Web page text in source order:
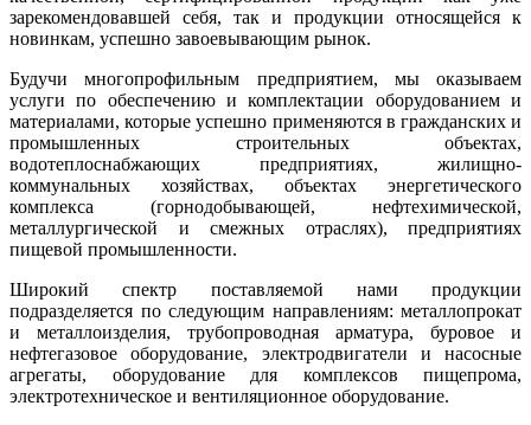
зарекомендовавшей себя, так и продукции относящейся к
новинкам, успешно завоевывающим рынок.
Будучи многопрофильным предприятием, мы оказываем
услуги по обеспечению и комплектации оборудованием и
материалами, которые успешно применяются в гражданских и
промышленных строительных объектах,
водотеплоснабжающих предприятиях, жилищно-
коммунальных хозяйствах, объектах энергетического
комплекса (горнодобывающей, нефтехимической,
металлургической и смежных отраслях), предприятиях
пищевой промышленности.
Широкий спектр поставляемой нами продукции
подразделяется по следующим направлениям: металлопрокат
и металлоизделия, трубопроводная арматура, буровое и
нефтегазовое оборудование, электродвигатели и насосные
агрегаты, оборудование для комплексов пищепрома,
электротехническое и вентиляционное оборудование.